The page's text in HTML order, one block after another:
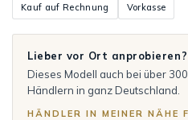
Kauf auf Rechnung Vorkasse
Lieber vor Ort anprobieren?
Dieses Modell auch bei über
Händlern in ganz Deutschland.
HÄNDLER IN MEINER NÄHE